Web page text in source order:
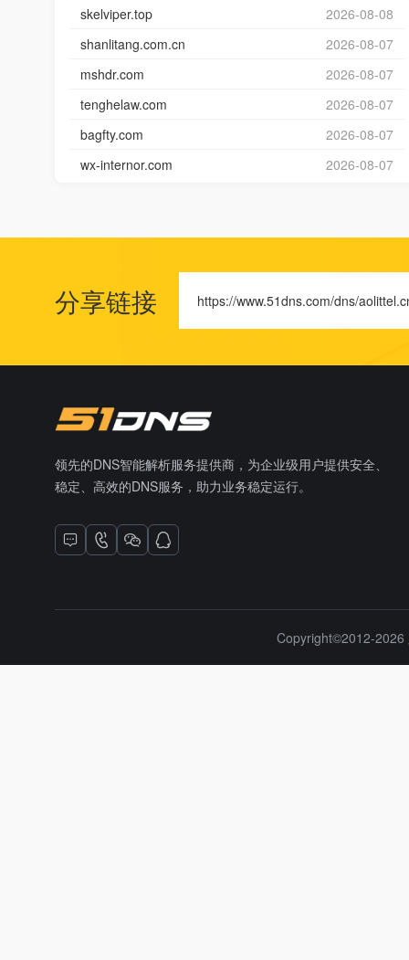
skelviper.top
2026-08-08
shanlitang.com.cn
2026-08-07
mshdr.com
2026-08-07
tenghelaw.com
2026-08-07
bagfty.com
2026-08-07
wx-internor.com
2026-08-07
分享链接 https://www.51dns.com/dns/
领先的DNS智能解析服务提供商，为企业级用户提供安全、
稳定、高效的DNS服务，助力业务稳定运行。
Copyright©2012-2026